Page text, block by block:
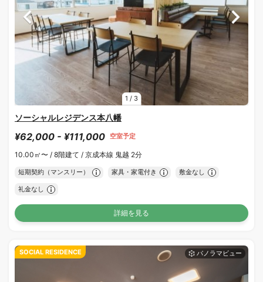
1 / 3
ソーシャルレジデンス本八幡
¥62,000 - ¥111,000 空室予定
10.00㎡〜 / 8階建て / 京成本線 鬼越 2分
短期契約（マンスリー） 家具・家電付き 敷金なし
礼金なし
詳細を見る
SOCIAL RESIDENCE